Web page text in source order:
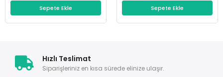
Sepete Ekle Sepete Ekle
Hızlı Teslimat
Siparişleriniz en kısa sürede elinize ulaşır.